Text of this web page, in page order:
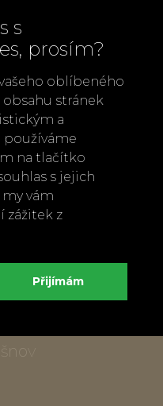
nám
915
se:
s
prosím?
oblíbeného
stránek
a
na tlačítko
s jejich
vám
zážitek z
Přijímám